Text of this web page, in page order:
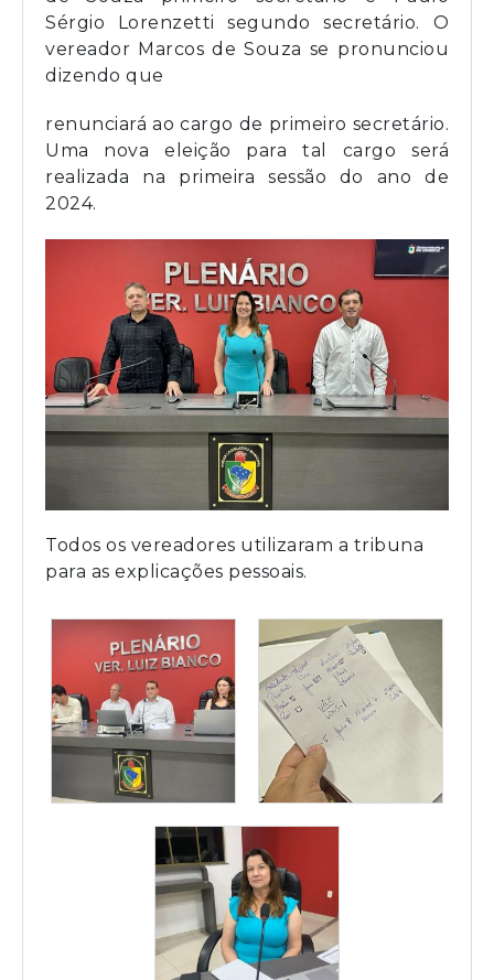
Sérgio Lorenzetti segundo secretário. O
vereador Marcos de Souza se pronunciou
dizendo que
renunciará ao cargo de primeiro secretário.
Uma nova eleição para tal cargo será
realizada na primeira sessão do ano de
2024.
Todos os vereadores utilizaram a tribuna
para as explicações pessoais.